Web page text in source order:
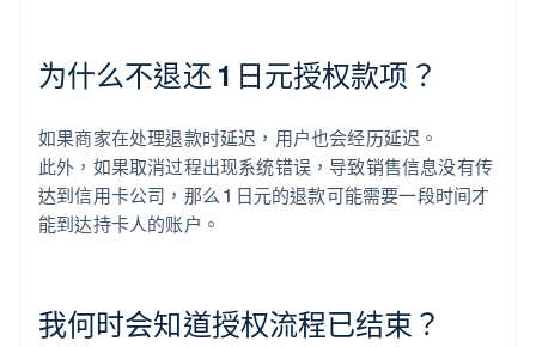
为什么不退还 1 日元授权款项？
如果商家在处理退款时延迟，用户也会经历延迟。
此外，如果取消过程出现系统错误，导致销售信息没有传
达到信用卡公司，那么 1 日元的退款可能需要一段时间才
能到达持卡人的账户。
我何时会知道授权流程已结束？